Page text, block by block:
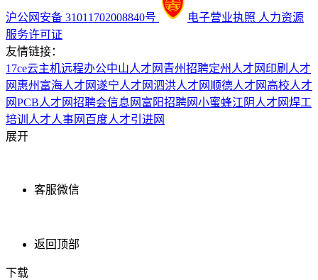
沪公网安备 31011702008840号 电子营业执照 人力资源
服务许可证
友情链接：
17ce云主机远程办公中山人才网 青州招聘定州人才网 印刷人才
网 惠州富海人才网遂宁人才网泗洪人才网 顺德人才网 高校人才
网PCB人才网招聘会信息网 富阳招聘网小蜜蜂江阴人才网焊工
培训 人才人事网 百度人才引进网
展开
客服微信
返回顶部
下载